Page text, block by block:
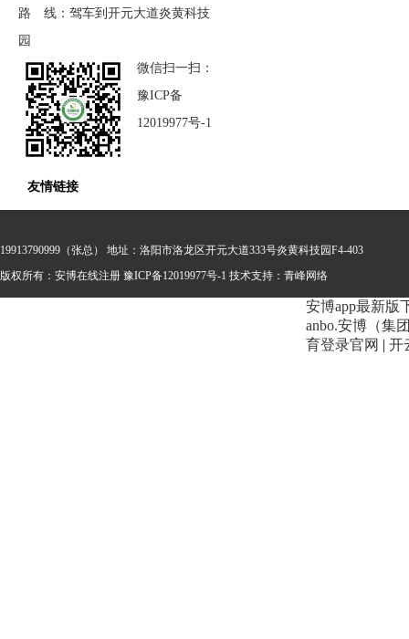
路 线：驾车到开元大道炎黄科技
园
微信扫一扫：
豫ICP备
12019977号-1
友情链接
19913790999（张总） 地址：洛阳市洛龙区开元大道333号炎黄科技园F4-403
版权所有：安博在线注册 豫ICP备12019977号-1 技术支持： 青峰网络
安博app最新版
anbo.安博（集
育登录官网 | 开